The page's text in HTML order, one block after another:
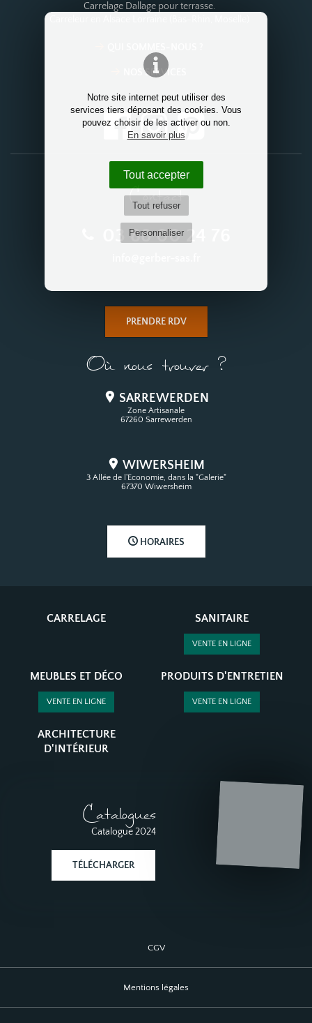
Notre site internet peut utiliser des
services tiers déposant des cookies. Vous
pouvez choisir de les activer ou non.
En savoir plus
Tout accepter
Tout refuser
Personnaliser
Carrelage Dallage pour terrasse.
NOS SERVICES
Contact
03 88 00 24 76
PRENDRE RDV
Où nous trouver ?
SARREWERDEN
Zone Artisanale
67260 Sarrewerden
WIWERSHEIM
3 Allée de l'Economie, dans la "Galerie"
67370 Wiwersheim
HORAIRES
CARRELAGE SANITAIRE
VENTE EN LIGNE
MEUBLES ET DÉCO
VENTE EN LIGNE
PRODUITS D'ENTRETIEN
VENTE EN LIGNE
ARCHITECTURE
D'INTÉRIEUR
Catalogues
Catalogue 2024
TÉLÉCHARGER
CGV
Mentions légales